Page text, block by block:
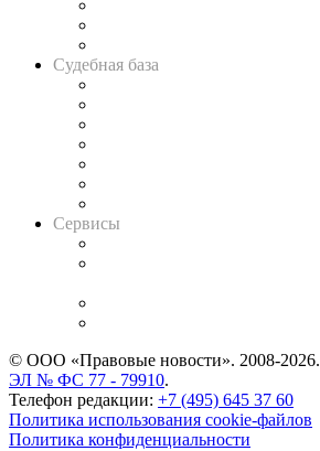
Судебная база
Сервисы
© ООО «Правовые новости». 2008-2026.
ЭЛ № ФС 77 - 79910.
Телефон редакции: +7 (495) 645 37 60
Политика использования cookie-файлов
Политика конфиденциальности